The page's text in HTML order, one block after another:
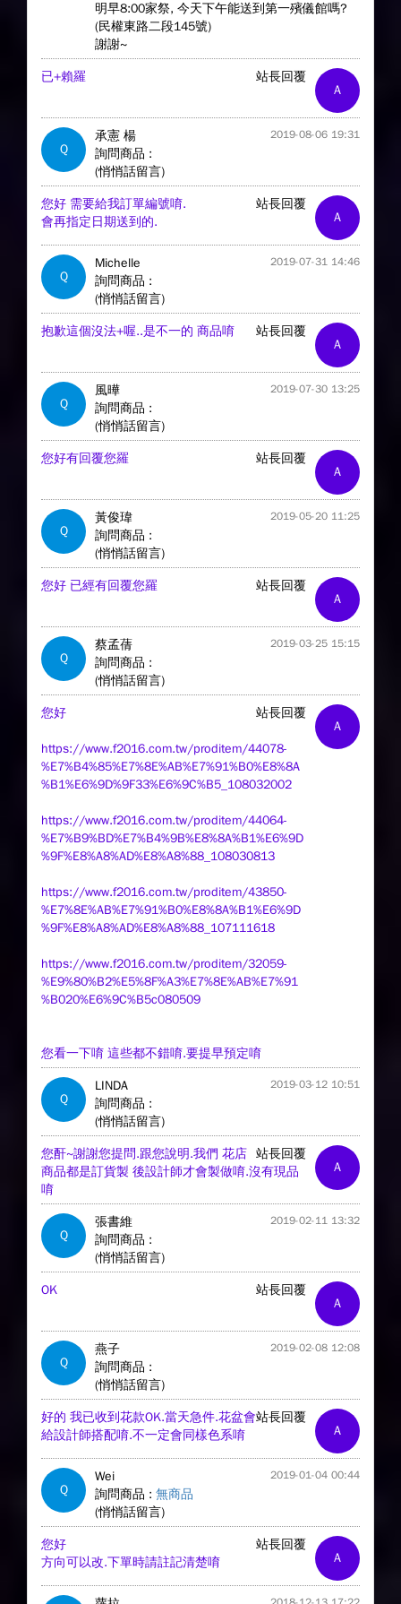
明早8:00家祭, 今天下午能送到第一殯儀館嗎?
(民權東路二段145號)
謝謝~
A
站長回覆
已+賴羅
Q
承憲 楊 2019-08-06 19:31
詢問商品 :
(悄悄話留言)
A
站長回覆
您好 需要給我訂單編號唷.
會再指定日期送到的.
Q
Michelle 2019-07-31 14:46
詢問商品 :
(悄悄話留言)
A
站長回覆
抱歉這個沒法+喔..是不一的 商品唷
Q
風曄 2019-07-30 13:25
詢問商品 :
(悄悄話留言)
A
站長回覆
您好有回覆您羅
Q
黃俊瑋 2019-05-20 11:25
詢問商品 :
(悄悄話留言)
A
站長回覆
您好 已經有回覆您羅
Q
蔡孟蒨 2019-03-25 15:15
詢問商品 :
(悄悄話留言)
A
站長回覆
您好
https://www.f2016.com.tw/proditem/44078-
%E7%B4%85%E7%8E%AB%E7%91%B0%E8%8A
%B1%E6%9D%9F33%E6%9C%B5_108032002
https://www.f2016.com.tw/proditem/44064-
%E7%B9%BD%E7%B4%9B%E8%8A%B1%E6%9D
%9F%E8%A8%AD%E8%A8%88_108030813
https://www.f2016.com.tw/proditem/43850-
%E7%8E%AB%E7%91%B0%E8%8A%B1%E6%9D
%9F%E8%A8%AD%E8%A8%88_107111618
https://www.f2016.com.tw/proditem/32059-
%E9%80%B2%E5%8F%A3%E7%8E%AB%E7%91
%B020%E6%9C%B5c080509
您看一下唷 這些都不錯唷.要提早預定唷
Q
LINDA 2019-03-12 10:51
詢問商品 :
(悄悄話留言)
A
站長回覆
您酐~謝謝您提問.跟您說明.我們 花店
商品都是訂貨製 後設計師才會製做唷.沒有現品
唷
Q
張書維 2019-02-11 13:32
詢問商品 :
(悄悄話留言)
A
站長回覆
OK
Q
燕子 2019-02-08 12:08
詢問商品 :
(悄悄話留言)
A
站長回覆
好的 我已收到花款OK.當天急件.花盆會
給設計師搭配唷.不一定會同樣色系唷
Q
Wei 2019-01-04 00:44
詢問商品 : 無商品
(悄悄話留言)
A
站長回覆
您好
方向可以改.下單時請註記清楚唷